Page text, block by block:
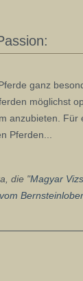
ganz
möglichst
anzubieten. Für
Pferden...
die "Magyar
vom